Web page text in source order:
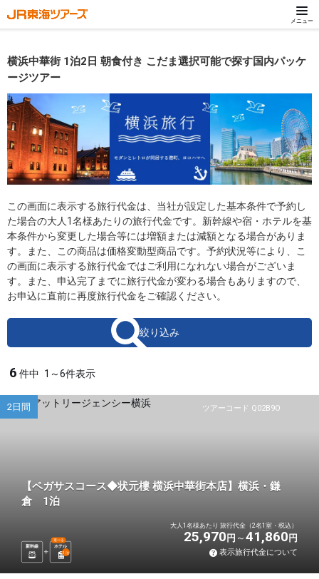
メニュー
横浜中華街 1泊2日 朝食付き こだま選択可能で探す国内パッケ
ージツアー
この画面に表示する旅行代金は、当社が設定した基本条件で予約し
た場合の大人1名様あたりの旅行代金です。新幹線や宿・ホテルを基
本条件から変更した場合等には増額または減額となる場合がありま
す。また、この商品は価格変動型商品です。予約状況等により、こ
の画面に表示する旅行代金ではご利用になれない場合がございま
す。また、申込完了までに旅行代金が変わる場合もありますので、
お申込に直前に再度旅行代金をご確認ください。
絞り込み
6 件中 1～6件表示
ツアーコード Q02B9O
2日間
【ペガサスコース◆状元樓 横浜中華街本店】横浜・鎌
倉 1泊
新幹線 ホテル
選べる
1 泊
大人1名様あたり 旅行代金（2名1室・税込）
25,970 円 41,860 円
表示旅行代金について